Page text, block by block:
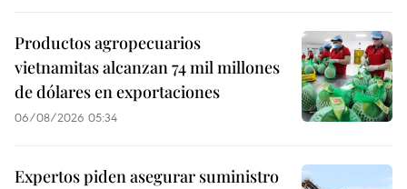
Productos agropecuarios
vietnamitas alcanzan 74 mil millones
de dólares en exportaciones
06/08/2026 05:34
Expertos piden asegurar suministro